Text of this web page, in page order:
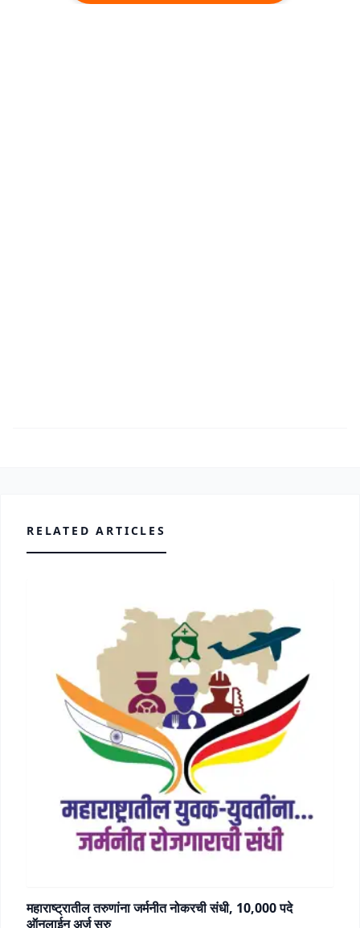
RELATED ARTICLES
महाराष्ट्रातील तरुणांना जर्मनीत नोकरची संधी, 10,000 पदे
ऑनलाईन अर्ज सुरु